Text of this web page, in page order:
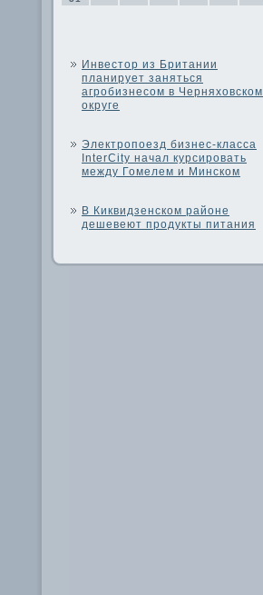
Инвестор из Британии
планирует заняться
агробизнесом в Черняховском
округе
Электропоезд бизнес-класса
InterCity начал курсировать
между Гомелем и Минском
В Киквидзенском районе
дешевеют продукты питания